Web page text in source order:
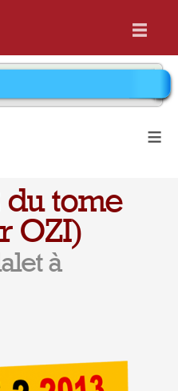
≡
du tome
OZI)
à